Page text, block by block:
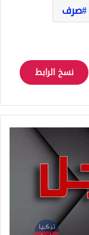
صرف
نسخ الرابط